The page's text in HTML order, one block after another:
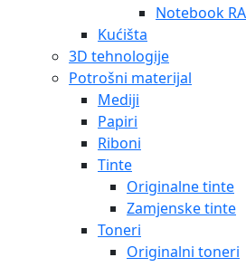
Notebook
Kućišta
3D tehnologije
Potrošni materijal
Mediji
Papiri
Riboni
Tinte
Originalne tinte
Zamjenske tinte
Toneri
Originalni toneri